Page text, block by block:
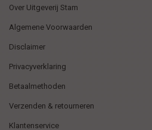
Over Uitgeverij Stam
Algemene Voorwaarden
Disclaimer
Privacyverklaring
Betaalmethoden
Verzenden & retourneren
Klantenservice